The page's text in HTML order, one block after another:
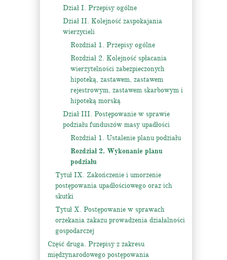
Dział I. Przepisy ogólne
Dział II. Kolejność zaspokajania
wierzycieli
Rozdział 1. Przepisy ogólne
Rozdział 2. Kolejność spłacania
wierzytelności zabezpieczonych
hipoteką, zastawem, zastawem
rejestrowym, zastawem skarbowym i
hipoteką morską
Dział III. Postępowanie w sprawie
podziału funduszów masy upadłości
Rozdział 1. Ustalenie planu podziału
Rozdział 2. Wykonanie planu
podziału
Tytuł IX. Zakończenie i umorzenie
postępowania upadłościowego oraz ich
skutki
Tytuł X. Postępowanie w sprawach
orzekania zakazu prowadzenia działalności
gospodarczej
Część druga. Przepisy z zakresu
międzynarodowego postępowania